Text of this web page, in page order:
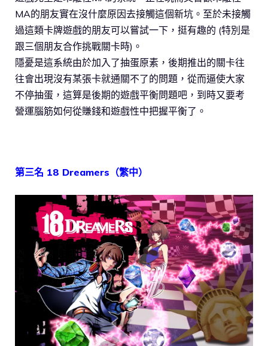
MA的朋友實在沒什麼原因去接觸這個新坑。至於未接觸
過這類卡牌遊戲的朋友可以嘗試一下，挺有趣的 (特別是
跟三個朋友合作挑戰關卡時)。
隱憂是這系統由於加入了抽蛋原素，後期推出的關卡往
往會出現沒有某張卡就通關不了的問題，從而逼使大家
不停抽蛋，這算是後期的遊戲平衡問題吧，到時又要考
營運腦筋如何從賺錢和遊戲性中把握平衡了。
第三名 18 Dreamers（繁中）